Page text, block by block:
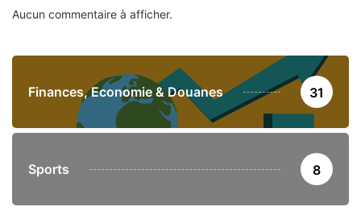
Aucun commentaire à afficher.
Finances, Economie & Douanes 31
Sports 8